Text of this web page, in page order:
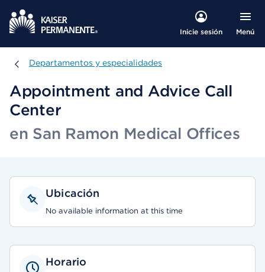
Inicie sesión Menú
Departamentos y especialidades
Departamentos y especialidades
Appointment and Advice Call
Center
en San Ramon Medical Offices
Ubicación
No available information at this time
Horario